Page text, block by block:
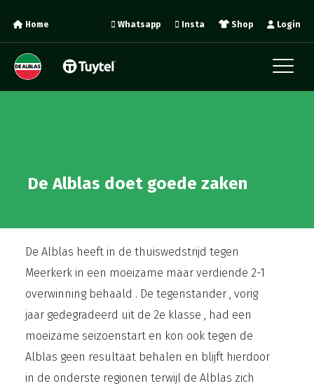
Home Login
Shop
Insta
Whatsapp
De Alblas doet goede zaken
De Alblas heeft in de thuiswedstrijd tegen
Meerkerk in een moeizame maar verdiende 2-1
overwinning behaald . De tegenstander , vorig
jaar gedegradeerd uit de 2e klasse , had een
moeizame seizoenstart en kon ook tegen de
Alblas geen resultaat behalen en blijft hierdoor
in de onderste regionen terwijl de Alblas zich